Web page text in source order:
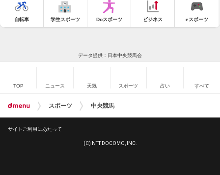
自転車 学生スポーツ Doスポーツ ビジネス eスポーツ
データ提供：日本中央競馬会
TOP ニュース 天気 スポーツ 占い すべて
スポーツ 中央競馬
サイトご利用にあたって
(C) NTT DOCOMO, INC.